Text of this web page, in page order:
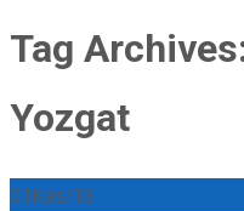
Tag
Yozgat
01Kas/18